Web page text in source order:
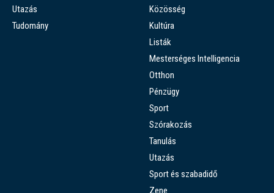
Utazás
Tudomány
Közösség
Kultúra
Listák
Mesterséges Intelligencia
Otthon
Pénzügy
Sport
Szórakozás
Tanulás
Utazás
Sport és szabadidő
Zene